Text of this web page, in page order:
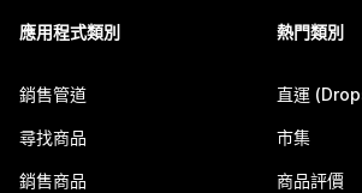
應用程式類別
銷售管道
尋找商品
銷售商品
熱門類別
直運
市集
商品評價